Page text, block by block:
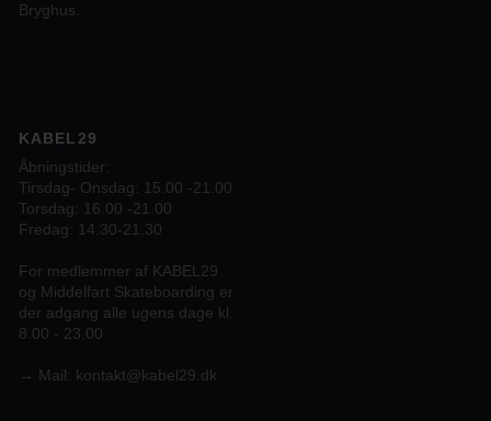
Bryghus.
KABEL29
Åbningstider:
Tirsdag- Onsdag: 15.00 -21.00
Torsdag: 16.00 -21.00
Fredag: 14.30-21.30
For medlemmer af KABEL29
og Middelfart Skateboarding er
der adgang alle ugens dage kl.
8.00 - 23.00
→ Mail: kontakt@kabel29.dk